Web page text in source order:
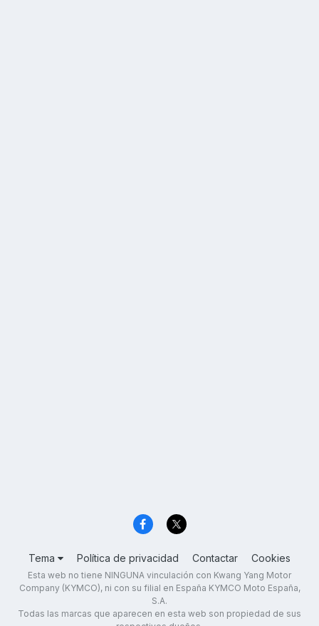
Tema Política de privacidad Contactar Cookies
Esta web no tiene NINGUNA vinculación con Kwang Yang Motor
Company (KYMCO), ni con su filial en España KYMCO Moto España,
S.A.
Todas las marcas que aparecen en esta web son propiedad de sus